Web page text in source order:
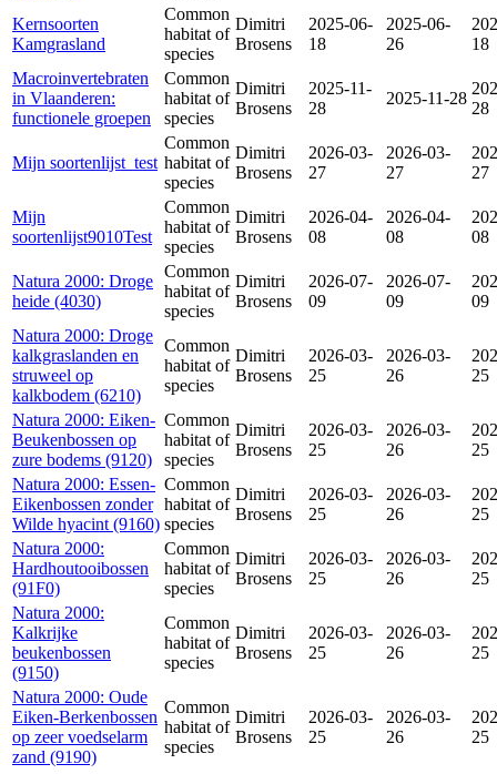
Kernsoorten
Kamgrasland
Common
habitat of
species
Dimitri
Brosens
2025-06-
18
2025-06-
26
18
Macroinvertebraten
in Vlaanderen:
functionele groepen
Common
habitat of
species
Dimitri
Brosens
2025-11-
28
2025-11-28
28
Mijn soortenlijst_test
Common
habitat of
species
Dimitri
Brosens
2026-03-
27
2026-03-
27
27
Mijn
soortenlijst9010Test
Common
habitat of
species
Dimitri
Brosens
2026-04-
08
2026-04-
08
08
Natura 2000: Droge
heide (4030)
Common
habitat of
species
Dimitri
Brosens
2026-07-
09
2026-07-
09
09
Natura 2000: Droge
kalkgraslanden en
struweel op
kalkbodem (6210)
Common
habitat of
species
Dimitri
Brosens
2026-03-
25
2026-03-
26
25
Natura 2000: Eiken-
Beukenbossen op
zure bodems (9120)
Common
habitat of
species
Dimitri
Brosens
2026-03-
25
2026-03-
26
25
Natura 2000: Essen-
Eikenbossen zonder
Wilde hyacint (9160)
Common
habitat of
species
Dimitri
Brosens
2026-03-
25
2026-03-
26
25
Natura 2000:
Hardhoutooibossen
(91F0)
Common
habitat of
species
Dimitri
Brosens
2026-03-
25
2026-03-
26
25
Natura 2000:
Kalkrijke
beukenbossen
(9150)
Common
habitat of
species
Dimitri
Brosens
2026-03-
25
2026-03-
26
25
Natura 2000: Oude
Eiken-Berkenbossen
op zeer voedselarm
zand (9190)
Common
habitat of
species
Dimitri
Brosens
2026-03-
25
2026-03-
26
25